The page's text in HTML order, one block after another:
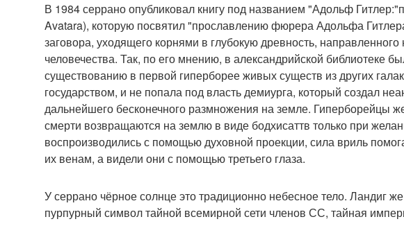
В 1984 серрано опубликовал книгу под названием "Адольф
Avatara), которую посвятил "прославлению фюрера Адольфа
заговора, уходящего корнями в глубокую древность,
человечества. Так, по его мнению, в александрийской библиотеке
существованию в первой гиперборее живых существ из других
государством, и не попала под власть демиурга, который создал
дальнейшего бесконечного размножения на земле. Гиперборейцы
смерти возвращаются на землю в виде бодхисаттв только при
воспроизводились с помощью духовной проекции, сила вриль
их венам, а видели они с помощью третьего глаза.
У серрано чёрное солнце это традиционно небесное тело. Ландиг
пурпурный символ тайной всемирной сети членов СС, тайная